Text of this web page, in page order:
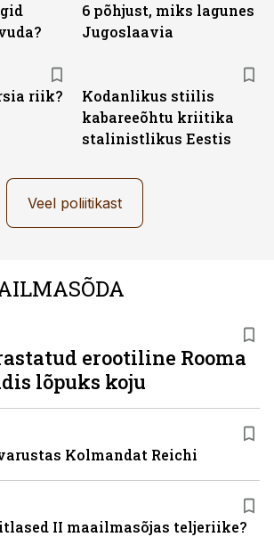
6 põhjust, miks lagunes
Jugoslaavia
riik?
Kodanlikus stiilis
kabareeõhtu kriitika
stalinistlikus Eestis
Veel poliitikast
erootiline Rooma
lõpuks koju
Kolmandat Reichi
II maailmasõjas teljeriike?